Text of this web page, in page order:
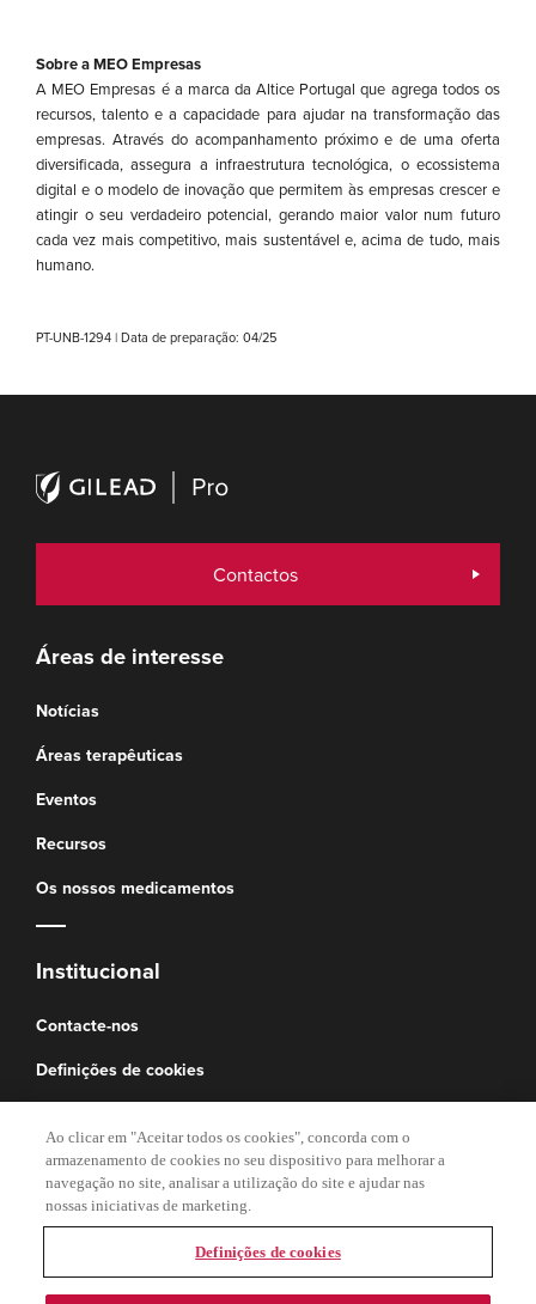
Sobre a MEO Empresas
A MEO Empresas é a marca da Altice Portugal que agrega todos os
recursos, talento e a capacidade para ajudar na transformação das
empresas. Através do acompanhamento próximo e de uma oferta
diversificada, assegura a infraestrutura tecnológica, o ecossistema
digital e o modelo de inovação que permitem às empresas crescer e
atingir o seu verdadeiro potencial, gerando maior valor num futuro
cada vez mais competitivo, mais sustentável e, acima de tudo, mais
humano.
PT-UNB-1294 | Data de preparação: 04/25
Contactos
Áreas de interesse
Notícias
Áreas terapêuticas
Eventos
Recursos
Os nossos medicamentos
Institucional
Contacte-nos
Definições de cookies
Termos legais
Política de Privacidade
Termos e Condições
Ao clicar em "Aceitar todos os cookies", concorda com o
armazenamento de cookies no seu dispositivo para melhorar a
navegação no site, analisar a utilização do site e ajudar nas
nossas iniciativas de marketing.
Definições de cookies